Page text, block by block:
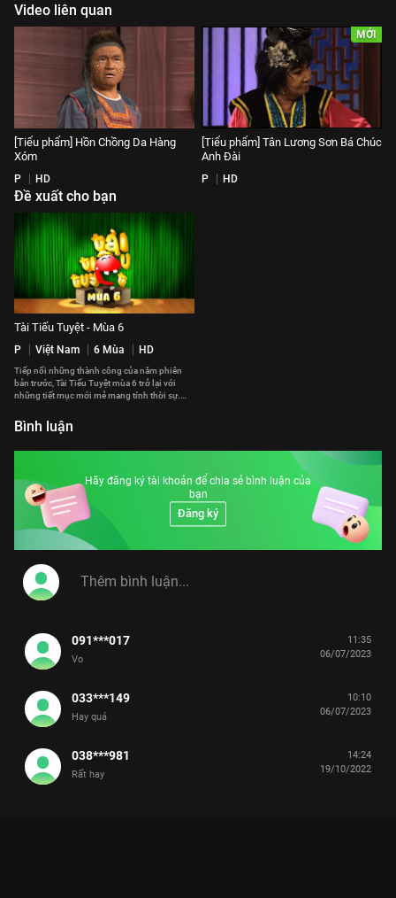
Video liên quan
[Tiểu phẩm] Hồn Chồng Da Hàng
Xóm
P HD
MỚI
[Tiểu phẩm] Tân Lương Sơn Bá Chúc
Anh Đài
P HD
Đề xuất cho bạn
Tài Tiếu Tuyệt - Mùa 6
P Việt Nam 6 Mùa HD
Tiếp nối những thành công của năm phiên
bản trước, Tài Tiếu Tuyệt mùa 6 trở lại với
những tiết mục mới mẻ mang tính thời sự.
Tiếu Tuyệt mùa 6 còn quy tụ những gương
mặt nổi tiếng ở hải ngoại như: Hoài Linh, Chí
của nhiều đạo diễn sân khấu như Công Ninh,
Việt Anh, Đức Thịnh, Hữu Nghĩa… Từ thành
công của những phiên bản trước, Tài Tiếu
Tuyệt mùa 6 tiếp tục khai thác cuộc sống
bằng những góc nhìn mới mẻ, thú vị hơn. Tài
Tiếu Tuyệt mùa 6 trở lại hứa hẹn sẽ là bữa tiệc
thư giản cho khán gải mọi lứa tuổi.
#tai_tieu_tuyet_mua_6
Bình luận
Hãy đăng ký tài khoản để chia sẻ bình luận của
bạn
Đăng ký
091***017
Vo
11:35
06/07/2023
033***149
Hay quá
10:10
06/07/2023
038***981
Rất hay
14:24
19/10/2022